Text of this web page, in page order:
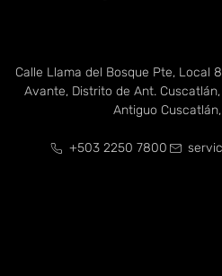
Calle Llama del Bosque Pte, Local
Avante, Distrito de Ant.
Antiguo
+503 2250 7800